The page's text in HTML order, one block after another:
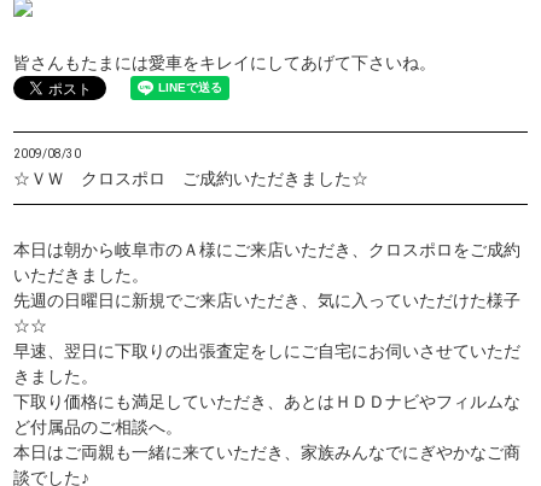
皆さんもたまには愛車をキレイにしてあげて下さいね。
2009/08/30
☆ＶＷ クロスポロ ご成約いただきました☆
本日は朝から岐阜市のＡ様にご来店いただき、クロスポロをご成約
いただきました。
先週の日曜日に新規でご来店いただき、気に入っていただけた様子
☆☆
早速、翌日に下取りの出張査定をしにご自宅にお伺いさせていただ
きました。
下取り価格にも満足していただき、あとはＨＤＤナビやフィルムな
ど付属品のご相談へ。
本日はご両親も一緒に来ていただき、家族みんなでにぎやかなご商
談でした♪